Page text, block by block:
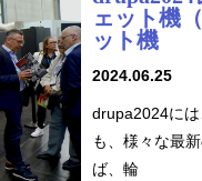
ェット機
ット機
2024.06.25
drupa2024に
も、様々な最
ば、輪